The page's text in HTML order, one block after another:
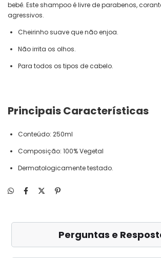
bebê. Este shampoo é livre de parabenos,
agressivos.
Cheirinho suave que não enjoa.
Não irrita os olhos.
Para todos os tipos de cabelo.
Principais Características
Conteúdo: 250ml
Composição: 100% Vegetal
Dermatologicamente testado.
Perguntas e